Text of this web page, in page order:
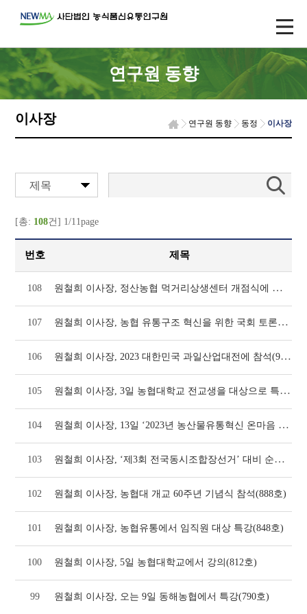
연구원 동향
이사장 연구원 동향 동정 이사장
제목
[총: 108건] 1/11page
번호 제목
108 원철희 이사장, 정산농협 먹거리상생센터 개점식에 참석(1046호)
107 원철희 이사장, 농협 유통구조 혁신을 위한 국회 토론회 좌장 맡아(1010호)
106 원철희 이사장, 2023 대한민국 과일산업대전에 참석(965호)
105 원철희 이사장, 3일 농협대학교 전교생을 대상으로 특강(938호)
104 원철희 이사장, 13일 ‘2023년 농산물유통혁신 온마음 결의대회’에서 특강(923호)
103 원철희 이사장, ‘제3회 전국동시조합장선거’ 대비 순회 컨설팅 교육에서 특강(892호)
102 원철희 이사장, 농협대 개교 60주년 기념식 참석(888호)
101 원철희 이사장, 농협유통에서 임직원 대상 특강(848호)
100 원철희 이사장, 5일 농협대학교에서 강의(812호)
99 원철희 이사장, 오는 9일 동해농협에서 특강(790호)